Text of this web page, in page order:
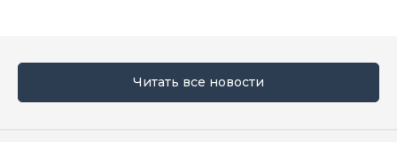
Читать все новости